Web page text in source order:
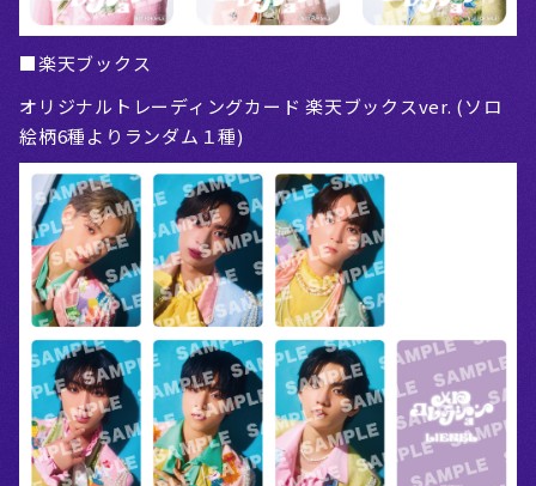
■楽天ブックス
オリジナルトレーディングカード 楽天ブックスver. (ソロ
絵柄6種よりランダム１種)